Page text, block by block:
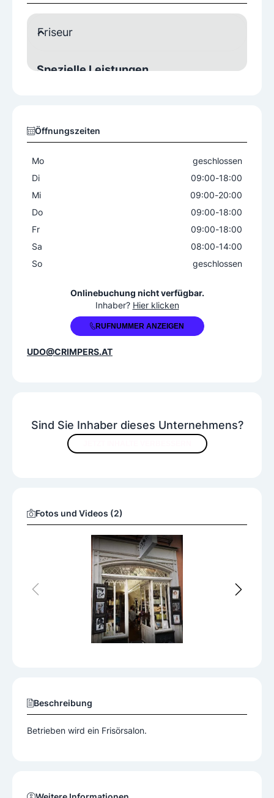
Friseur
Spezielle Leistungen
Sind Sie Inhaber dieses Unternehmens?
Fotos und Videos (2)
Beschreibung
Betrieben wird ein Frisörsalon.
Öffnungszeiten
Mo
geschlossen
Di
09:00-18:00
Mi
09:00-20:00
Do
09:00-18:00
Fr
09:00-18:00
Sa
08:00-14:00
So
geschlossen
Onlinebuchung nicht verfügbar.
Inhaber? Hier klicken
+43 5522 76053
RUFNUMMER ANZEIGEN
UDO@CRIMPERS.AT